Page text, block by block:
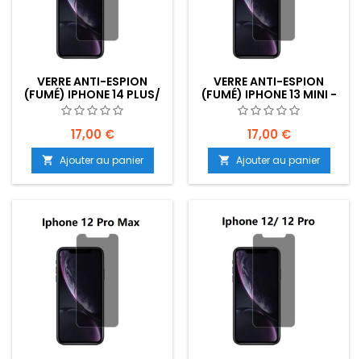
VERRE ANTI-ESPION
(FUMÉ) IPHONE 14 PLUS/
13 PRO MAX -
EMPLACEMENT : Z02-
B20-E02
17,00 €
 Ajouter au panier
VERRE ANTI-ESPION
(FUMÉ) IPHONE 13 MINI -
EMPLACEMENT : Z02-
B20-E03
17,00 €
 Ajouter au panier